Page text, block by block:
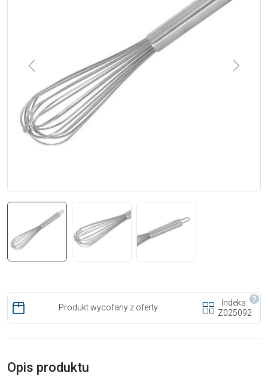
Previous Next
Produkt wycofany z oferty
Indeks:
Z025092
Opis produktu